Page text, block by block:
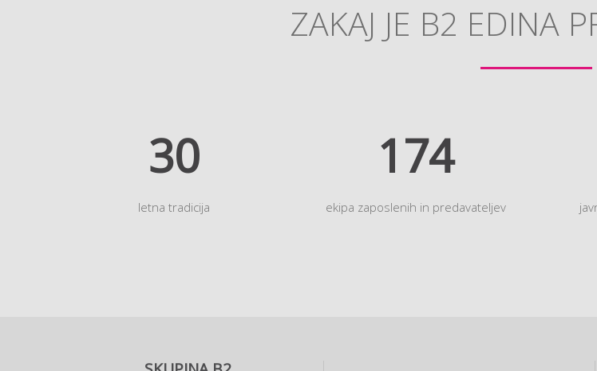
ZAKAJ JE B2 EDINA
35
letna tradicija
194
ekipa zaposlenih in predavateljev